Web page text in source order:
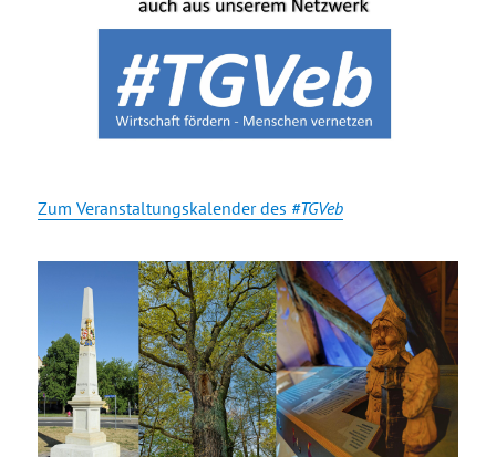
Zum Veranstaltungskalender des #TGVeb